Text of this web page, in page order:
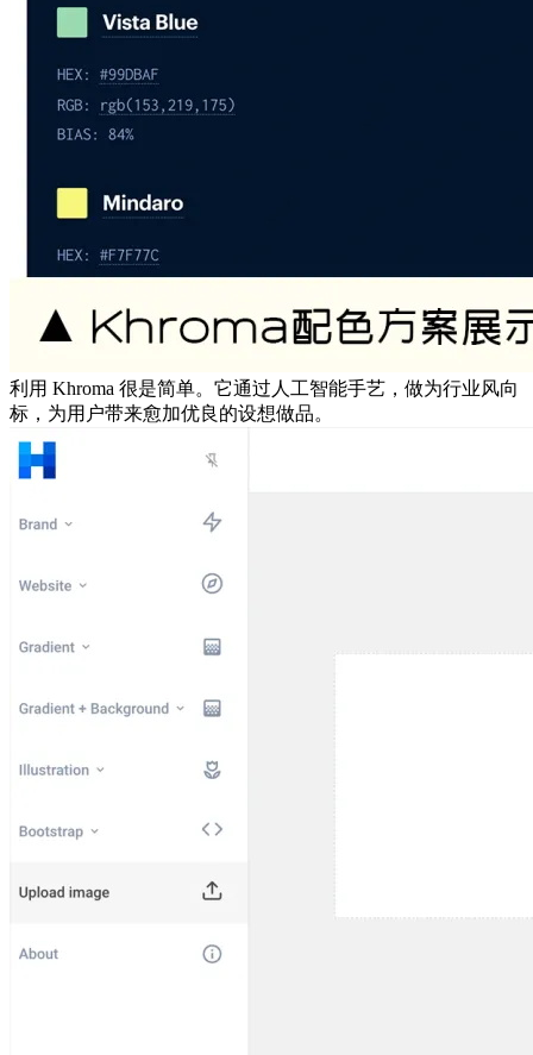
利用 Khroma 很是简单。它通过人工智能手艺，做为行业风向
标，为用户带来愈加优良的设想做品。